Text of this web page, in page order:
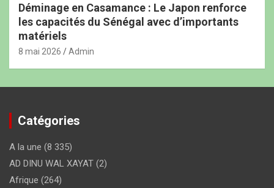
Déminage en Casamance : Le Japon renforce
les capacités du Sénégal avec d’importants
matériels
8 mai 2026 Admin
Catégories
A la une (8 335)
AD DINU WAL XAYAT (2)
Afrique (264)